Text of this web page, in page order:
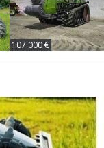
107 000 €